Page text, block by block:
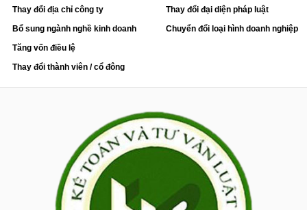
Thay đổi địa chỉ công ty
Bổ sung ngành nghề kinh doanh
Tăng vốn điều lệ
Thay đổi thành viên / cổ đông
Thay đổi đại diện pháp luật
Chuyển đổi loại hình doanh nghiệp